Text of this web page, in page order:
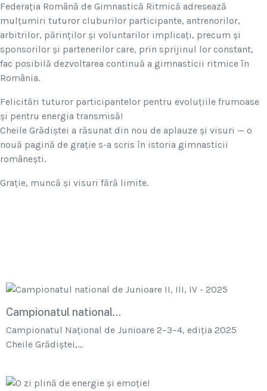
Federația Română de Gimnastică Ritmică adresează
mulțumiri tuturor cluburilor participante, antrenorilor,
arbitrilor, părinților și voluntarilor implicați, precum și
sponsorilor și partenerilor care, prin sprijinul lor constant,
fac posibilă dezvoltarea continuă a gimnasticii ritmice în
România.
Felicitări tuturor participantelor pentru evoluțiile frumoase
și pentru energia transmisă!
Cheile Grădiștei a răsunat din nou de aplauze și visuri — o
nouă pagină de grație s-a scris în istoria gimnasticii
românești.
Grație, muncă și visuri fără limite.
Campionatul national...
Campionatul Național de Junioare 2–3–4, ediția 2025
Cheile Grădiștei,...